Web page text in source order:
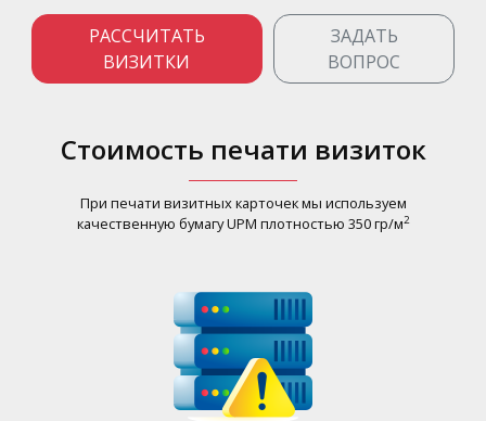
РАССЧИТАТЬ
ВИЗИТКИ
ЗАДАТЬ
ВОПРОС
Стоимость печати визиток
При печати визитных карточек мы используем
качественную бумагу UPM плотностью 350 гр/м2